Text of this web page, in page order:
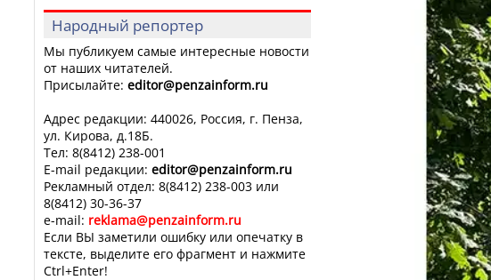
Народный репортер
Мы публикуем самые интересные новости
от наших читателей.
Присылайте: editor@penzainform.ru
Адрес редакции: 440026, Россия, г. Пенза,
ул. Кирова, д.18Б.
Тел: 8(8412) 238-001
E-mail редакции: editor@penzainform.ru
Рекламный отдел: 8(8412) 238-003 или
8(8412) 30-36-37
e-mail: reklama@penzainform.ru
Если ВЫ заметили ошибку или опечатку в
тексте, выделите его фрагмент и нажмите
Ctrl+Enter!